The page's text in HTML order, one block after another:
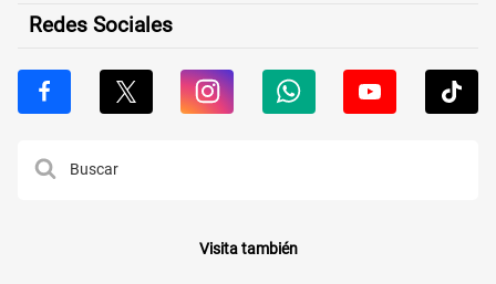
Redes Sociales
Visita también